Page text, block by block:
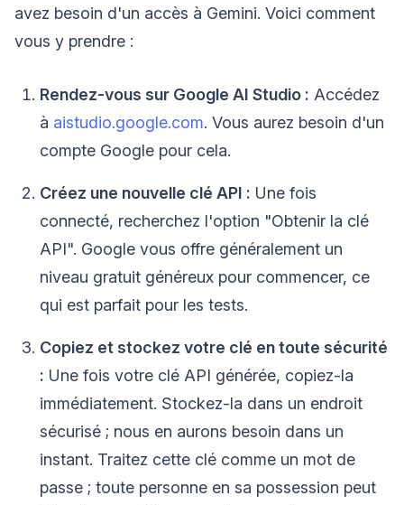
avez besoin d'un accès à Gemini. Voici comment
vous y prendre :
Rendez-vous sur Google AI Studio : Accédez
à aistudio.google.com. Vous aurez besoin d'un
compte Google pour cela.
Créez une nouvelle clé API : Une fois
connecté, recherchez l'option "Obtenir la clé
API". Google vous offre généralement un
niveau gratuit généreux pour commencer, ce
qui est parfait pour les tests.
Copiez et stockez votre clé en toute sécurité
: Une fois votre clé API générée, copiez-la
immédiatement. Stockez-la dans un endroit
sécurisé ; nous en aurons besoin dans un
instant. Traitez cette clé comme un mot de
passe ; toute personne en sa possession peut